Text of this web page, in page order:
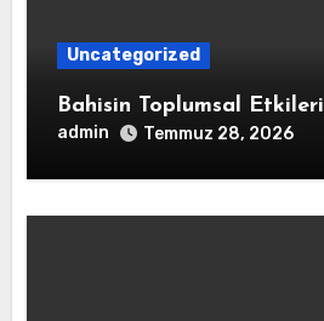
Uncategorized
Bahisin Toplumsal Etkileri
admin Temmuz 28, 2026